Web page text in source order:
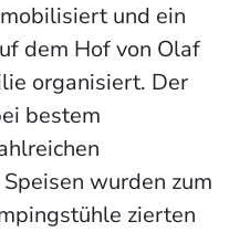
und ein
dem Hof von Olaf
organisiert. Der
bestem
wurden zum
zierten